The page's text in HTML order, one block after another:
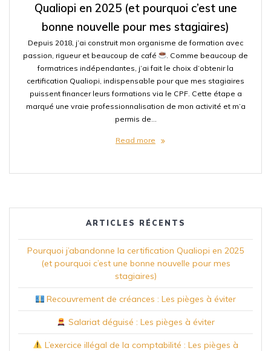
Qualiopi en 2025 (et pourquoi c’est une
bonne nouvelle pour mes stagiaires)
Depuis 2018, j’ai construit mon organisme de formation avec
passion, rigueur et beaucoup de café
. Comme beaucoup de
formatrices indépendantes, j’ai fait le choix d’obtenir la
certification Qualiopi, indispensable pour que mes stagiaires
puissent financer leurs formations via le CPF. Cette étape a
marqué une vraie professionnalisation de mon activité et m’a
permis de…
Read more
ARTICLES RÉCENTS
Pourquoi j’abandonne la certification Qualiopi en 2025
(et pourquoi c’est une bonne nouvelle pour mes
stagiaires)
Recouvrement de créances : Les pièges à éviter
Salariat déguisé : Les pièges à éviter
L’exercice illégal de la comptabilité : Les pièges à